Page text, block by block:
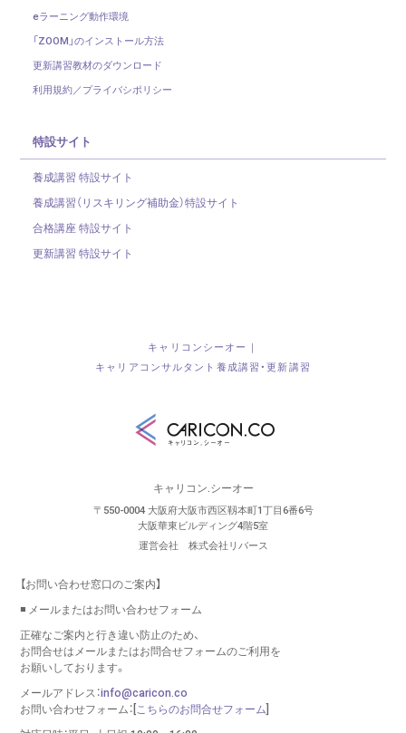
eラーニング動作環境
「ZOOM」のインストール方法
更新講習教材のダウンロード
利用規約／プライバシポリシー
特設サイト
養成講習 特設サイト
養成講習（リスキリング補助金）特設サイト
合格講座 特設サイト
更新講習 特設サイト
キャリコンシーオー｜
キャリアコンサルタント養成講習・更新講習
キャリコン.シーオー
〒550-0004 大阪府大阪市西区靱本町1丁目6番6号
大阪華東ビルディング4階5室
運営会社 株式会社リバース
【お問い合わせ窓口のご案内】
◾️ メールまたはお問い合わせフォーム
正確なご案内と行き違い防止のため、
お問合せはメールまたはお問合せフォームのご利用を
お願いしております。
メールアドレス：info@caricon.co
お問い合わせフォーム：[こちらのお問合せフォーム]